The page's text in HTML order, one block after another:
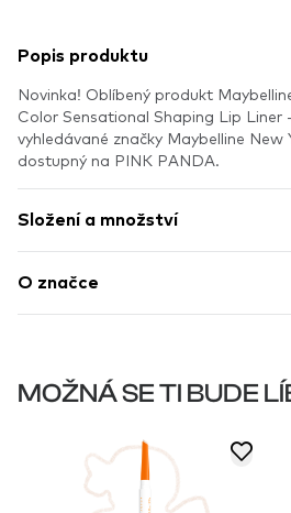
Popis produktu
Novinka! Oblíbený produkt
Color Sensational Shaping Lip Liner
vyhledávané značky Maybelline New
dostupný na PINK PANDA.
Složení a množství
O značce
MOŽNÁ SE TI BUDE